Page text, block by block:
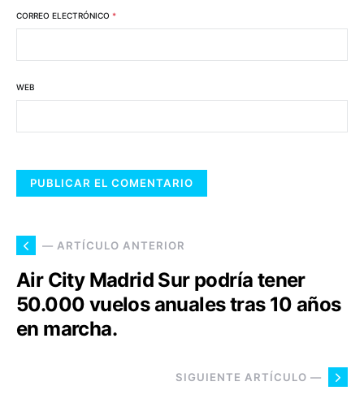
CORREO ELECTRÓNICO *
WEB
— ARTÍCULO ANTERIOR
Air City Madrid Sur podría tener
50.000 vuelos anuales tras 10 años
en marcha.
SIGUIENTE ARTÍCULO —